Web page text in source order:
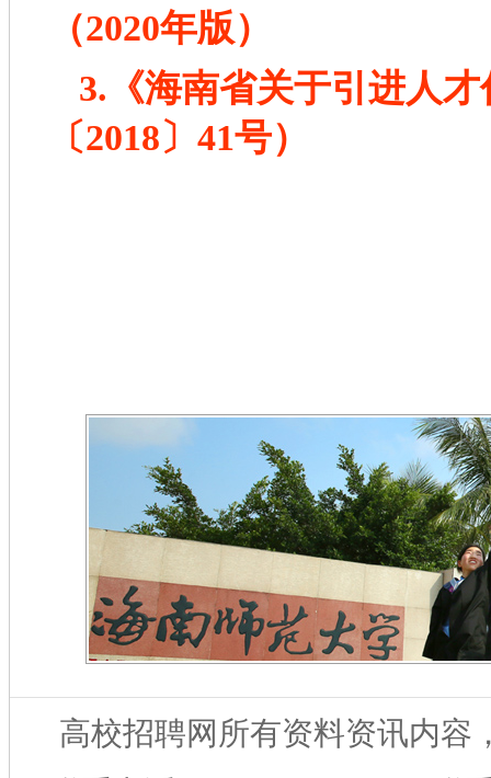
（2020年版）
3.《海南省关于引进人
〔2018〕41号）
高校招聘网所有资料资讯内容